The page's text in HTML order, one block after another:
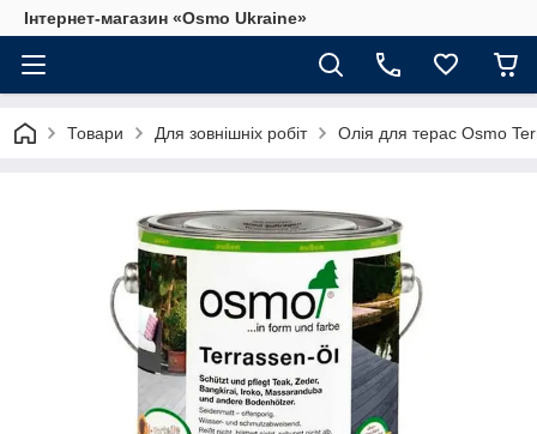
Інтернет-магазин «Osmo Ukraine»
Товари Для зовнішніх робіт Олія для терас Osmo